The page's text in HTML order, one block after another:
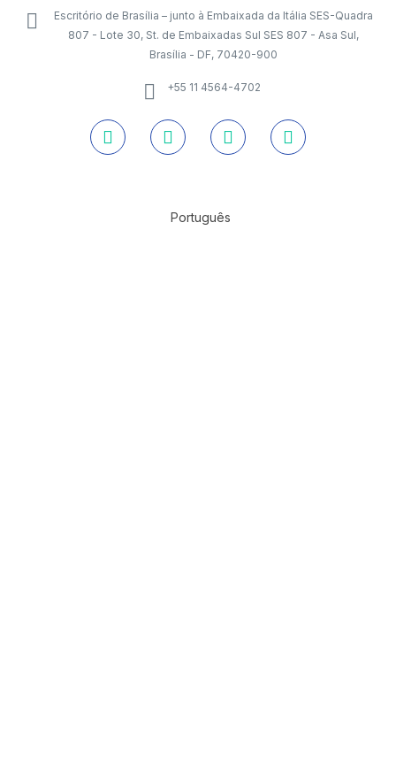
Escritório de Brasília – junto à Embaixada da Itália SES-Quadra
807 - Lote 30, St. de Embaixadas Sul SES 807 - Asa Sul,
Brasília - DF, 70420-900
+55 11 4564-4702
Português